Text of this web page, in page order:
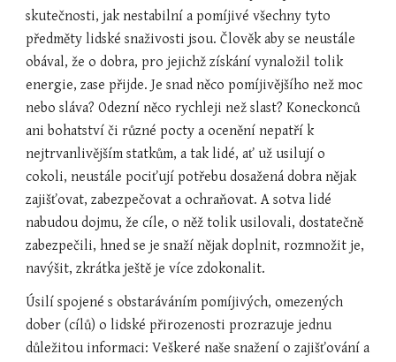
skutečnosti, jak nestabilní a pomíjivé všechny tyto
předměty lidské snaživosti jsou. Člověk aby se neustále
obával, že o dobra, pro jejichž získání vynaložil tolik
energie, zase přijde. Je snad něco pomíjivějšího než moc
nebo sláva? Odezní něco rychleji než slast? Koneckonců
ani bohatství či různé pocty a ocenění nepatří k
nejtrvanlivějším statkům, a tak lidé, ať už usilují o
cokoli, neustále pociťují potřebu dosažená dobra nějak
zajišťovat, zabezpečovat a ochraňovat. A sotva lidé
nabudou dojmu, že cíle, o něž tolik usilovali, dostatečně
zabezpečili, hned se je snaží nějak doplnit, rozmnožit je,
navýšit, zkrátka ještě je více zdokonalit.
Úsilí spojené s obstaráváním pomíjivých, omezených
dober (cílů) o lidské přirozenosti prozrazuje jednu
důležitou informaci: Veškeré naše snažení o zajišťování a